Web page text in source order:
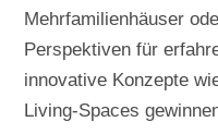
Mehrfamilienhäuser
Perspektiven für
innovative Konzepte
Living-Spaces